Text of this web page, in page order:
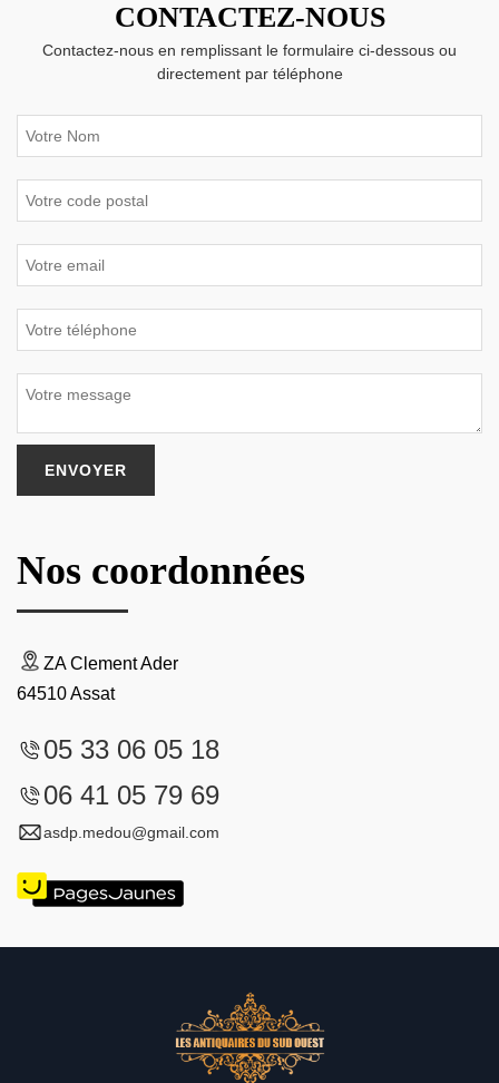
CONTACTEZ-NOUS
Contactez-nous en remplissant le formulaire ci-dessous ou
directement par téléphone
Nos coordonnées
ZA Clement Ader
64510 Assat
05 33 06 05 18
06 41 05 79 69
asdp.medou@gmail.com